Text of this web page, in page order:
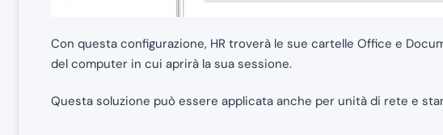
Con questa configurazione, HR troverà le sue cartelle Office e
del computer in cui aprirà la sua sessione.
Questa soluzione può essere applicata anche per unità di rete e